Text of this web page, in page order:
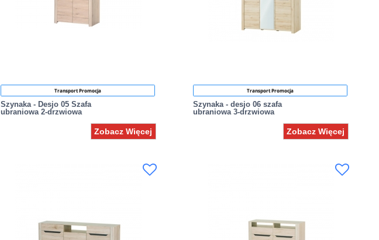
Transport Promocja
Szynaka - Desjo 05 Szafa
ubraniowa 2-drzwiowa
Zobacz Więcej
Transport Promocja
Szynaka - desjo 06 szafa
ubraniowa 3-drzwiowa
Zobacz Więcej